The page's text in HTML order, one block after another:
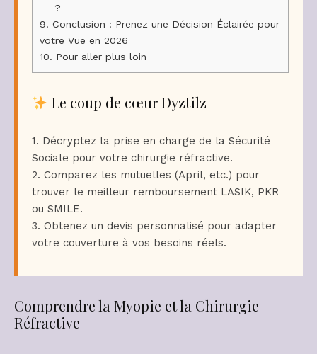
?
9. Conclusion : Prenez une Décision Éclairée pour
votre Vue en 2026
10. Pour aller plus loin
Le coup de cœur Dyztilz
1. Décryptez la prise en charge de la Sécurité
Sociale pour votre chirurgie réfractive.
2. Comparez les mutuelles (April, etc.) pour
trouver le meilleur remboursement LASIK, PKR
ou SMILE.
3. Obtenez un devis personnalisé pour adapter
votre couverture à vos besoins réels.
Comprendre la Myopie et la Chirurgie
Réfractive